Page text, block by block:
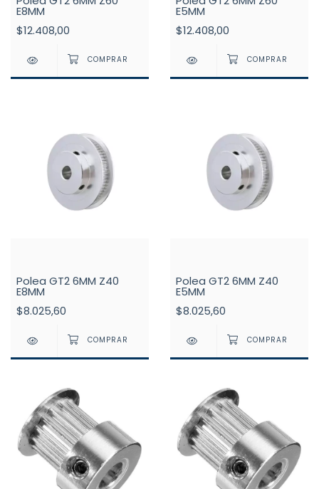
E8MM
$12.408,00
E5MM
$12.408,00
Polea GT2 6MM Z40
E8MM
$8.025,60
Polea GT2 6MM Z40
E5MM
$8.025,60